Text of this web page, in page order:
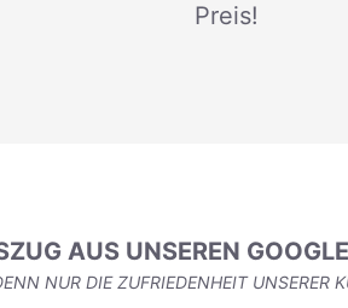
Preis!
AUS UNSEREN
NUR DIE ZUFRIEDENHEIT UNSERER